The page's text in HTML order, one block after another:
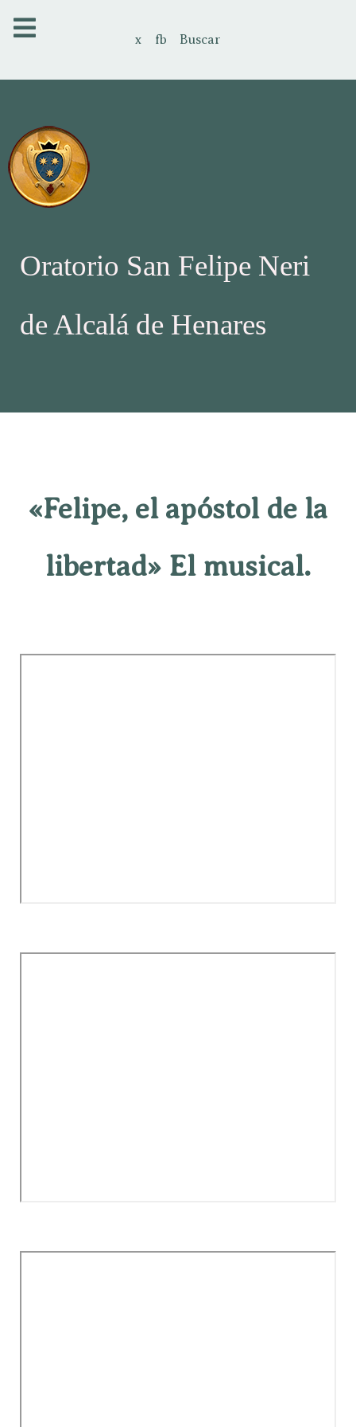
x fb Buscar
Oratorio San Felipe Neri
de Alcalá de Henares
«Felipe, el apóstol de la
libertad» El musical.